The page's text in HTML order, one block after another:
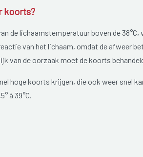
koorts?
de lichaamstemperatuur boven de 38°C,
van het lichaam, omdat de afweer
van de oorzaak moet de koorts
hoge koorts krijgen, die ook weer snel
à 39°C.